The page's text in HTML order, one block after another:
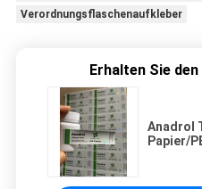
Verordnungsflaschenaufkleber
Erhalten Sie
Anadrol
Papier/